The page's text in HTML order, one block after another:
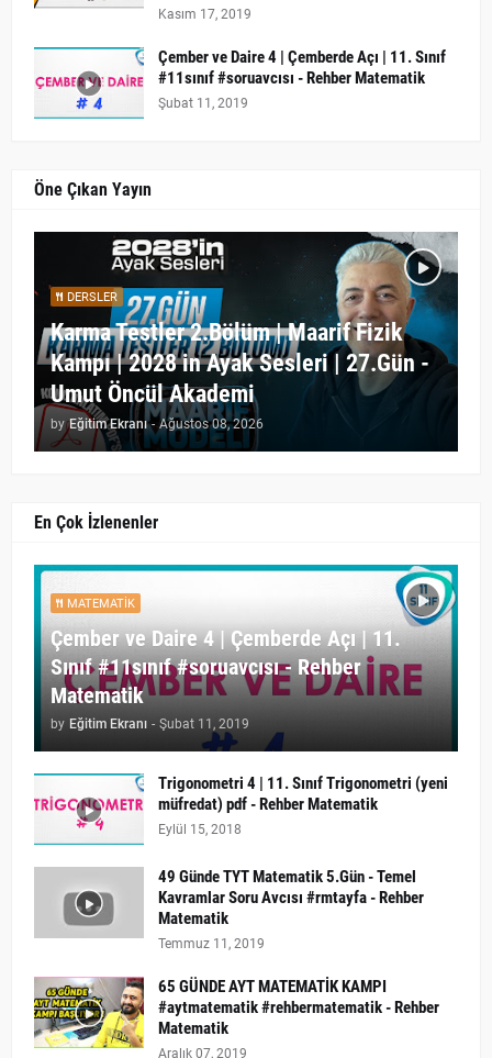
Kasım 17, 2019
Çember ve Daire 4 | Çemberde Açı | 11. Sınıf
#11sınıf #soruavcısı - Rehber Matematik
Şubat 11, 2019
Öne Çıkan Yayın
DERSLER
Karma Testler 2.Bölüm | Maarif Fizik
Kampı | 2028 in Ayak Sesleri | 27.Gün -
Umut Öncül Akademi
by Eğitim Ekranı - Ağustos 08, 2026
En Çok İzlenenler
MATEMATIK
Çember ve Daire 4 | Çemberde Açı | 11.
Sınıf #11sınıf #soruavcısı - Rehber
Matematik
by Eğitim Ekranı - Şubat 11, 2019
Trigonometri 4 | 11. Sınıf Trigonometri (yeni
müfredat) pdf - Rehber Matematik
Eylül 15, 2018
49 Günde TYT Matematik 5.Gün - Temel
Kavramlar Soru Avcısı #rmtayfa - Rehber
Matematik
Temmuz 11, 2019
65 GÜNDE AYT MATEMATİK KAMPI
#aytmatematik #rehbermatematik - Rehber
Matematik
Aralık 07, 2019